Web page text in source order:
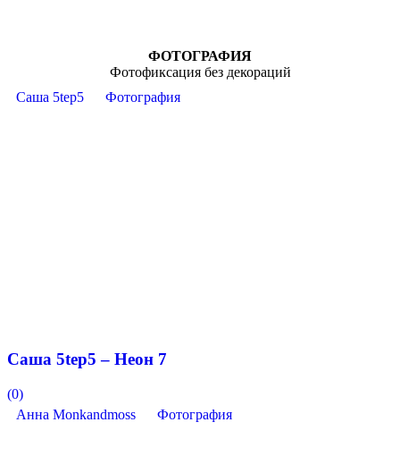
ФОТОГРАФИЯ
Фотофиксация без декораций
Саша 5tep5
Фотография
Саша 5tep5 – Неон 7
(0)
Анна Monkandmoss
Фотография